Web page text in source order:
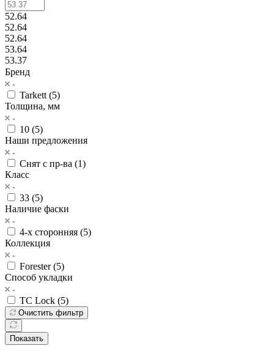
52.64
52.64
52.64
53.64
53.37
Бренд
Tarkett (5)
Толщина, мм
10 (5)
Наши предложения
Снят с пр-ва (1)
Класс
33 (5)
Наличие фаски
4-х сторонняя (5)
Коллекция
Forester (5)
Способ укладки
TC Lock (5)
Очистить фильтр
Показать